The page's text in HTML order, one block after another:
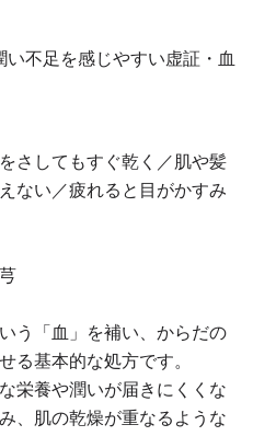
不足を感じやすい虚証・血
さしてもすぐ乾く／肌や髪
ない／疲れると目がかすみ
う「血」を補い、からだの
る基本的な処方です。
栄養や潤いが届きにくくな
、肌の乾燥が重なるような